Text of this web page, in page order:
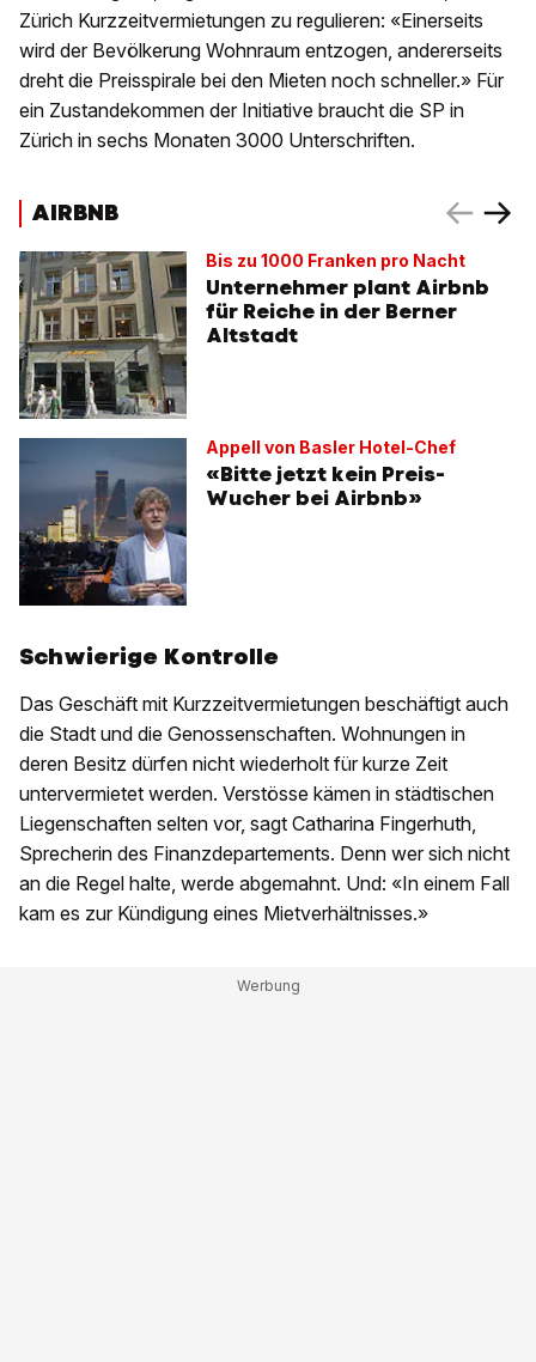
Zürich Kurzzeitvermietungen zu regulieren: «Einerseits
wird der Bevölkerung Wohnraum entzogen, andererseits
dreht die Preisspirale bei den Mieten noch schneller.» Für
ein Zustandekommen der Initiative braucht die SP in
Zürich in sechs Monaten 3000 Unterschriften.
AIRBNB
Bis zu 1000 Franken pro Nacht
Unternehmer plant Airbnb
für Reiche in der Berner
Altstadt
Appell von Basler Hotel-Chef
«Bitte jetzt kein Preis-
Wucher bei Airbnb»
Schwierige Kontrolle
Das Geschäft mit Kurzzeitvermietungen beschäftigt auch
die Stadt und die Genossenschaften. Wohnungen in
deren Besitz dürfen nicht wiederholt für kurze Zeit
untervermietet werden. Verstösse kämen in städtischen
Liegenschaften selten vor, sagt Catharina Fingerhuth,
Sprecherin des Finanzdepartements. Denn wer sich nicht
an die Regel halte, werde abgemahnt. Und: «In einem Fall
kam es zur Kündigung eines Mietverhältnisses.»